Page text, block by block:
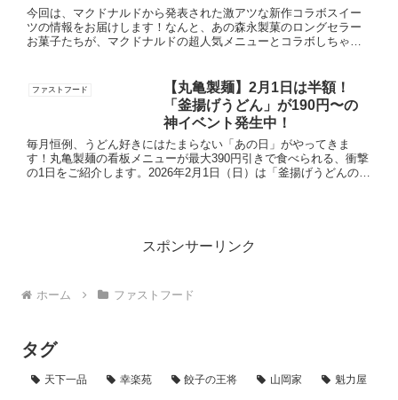
今回は、マクドナルドから発表された激アツな新作コラボスイー
ツの情報をお届けします！なんと、あの森永製菓のロングセラー
お菓子たちが、マクドナルドの超人気メニューとコラボしちゃい
ファストフード
【丸亀製麺】2月1日は半額！
「釜揚げうどん」が190円〜の
神イベント発生中！
毎月恒例、うどん好きにはたまらない「あの日」がやってきま
す！丸亀製麺の看板メニューが最大390円引きで食べられる、衝撃
の1日をご紹介します。2026年2月1日（日）は「釜揚げうどんの
スポンサーリンク
ホーム ファストフード
タグ
天下一品 幸楽苑 餃子の王将 山岡家 魁力屋